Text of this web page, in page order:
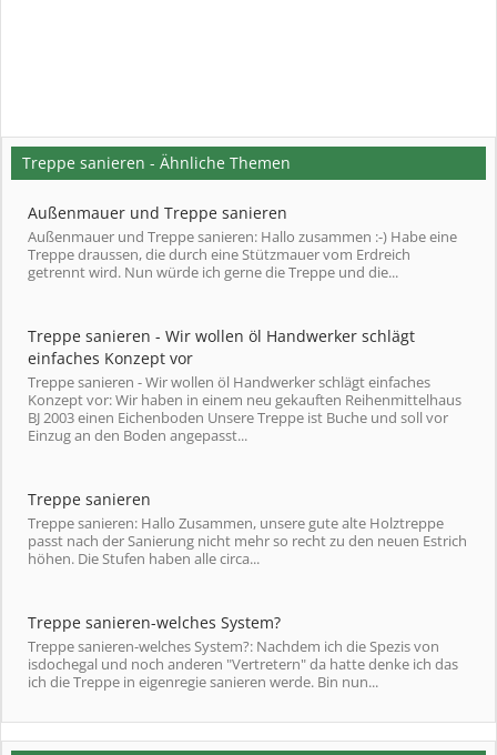
Treppe sanieren - Ähnliche Themen
Außenmauer und Treppe sanieren
Außenmauer und Treppe sanieren: Hallo zusammen :-) Habe eine
Treppe draussen, die durch eine Stützmauer vom Erdreich
getrennt wird. Nun würde ich gerne die Treppe und die...
Treppe sanieren - Wir wollen öl Handwerker schlägt
einfaches Konzept vor
Treppe sanieren - Wir wollen öl Handwerker schlägt einfaches
Konzept vor: Wir haben in einem neu gekauften Reihenmittelhaus
BJ 2003 einen Eichenboden Unsere Treppe ist Buche und soll vor
Einzug an den Boden angepasst...
Treppe sanieren
Treppe sanieren: Hallo Zusammen, unsere gute alte Holztreppe
passt nach der Sanierung nicht mehr so recht zu den neuen Estrich
höhen. Die Stufen haben alle circa...
Treppe sanieren-welches System?
Treppe sanieren-welches System?: Nachdem ich die Spezis von
isdochegal und noch anderen "Vertretern" da hatte denke ich das
ich die Treppe in eigenregie sanieren werde. Bin nun...